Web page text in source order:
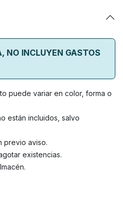
NO INCLUYEN GASTOS
puede variar en color, forma o
están incluidos, salvo
previo aviso.
existencias.